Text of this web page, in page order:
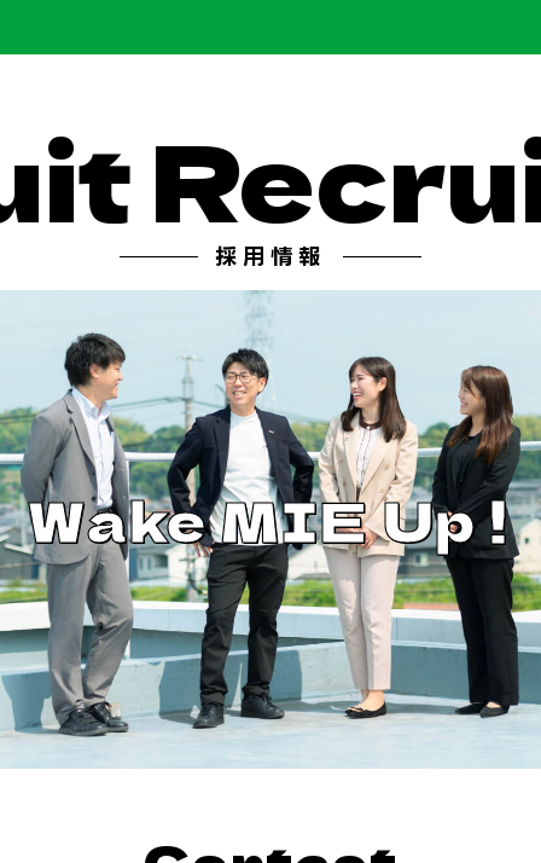
Recruit
採用情報
Wake MIE Up !